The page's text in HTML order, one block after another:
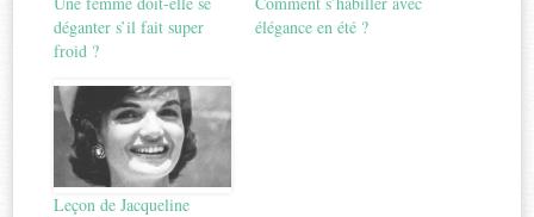
déganter s’il fait super
froid ?
élégance en été ?
Leçon de Jacqueline